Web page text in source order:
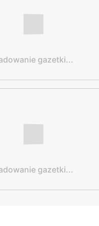
gazetki...
gazetki...